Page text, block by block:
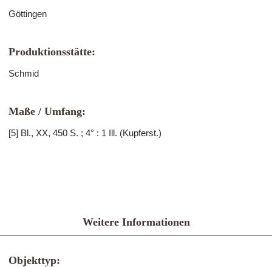
Göttingen
Produktionsstätte:
Schmid
Maße / Umfang:
[5] Bl., XX, 450 S. ; 4° : 1 Ill. (Kupferst.)
Weitere Informationen
Objekttyp: